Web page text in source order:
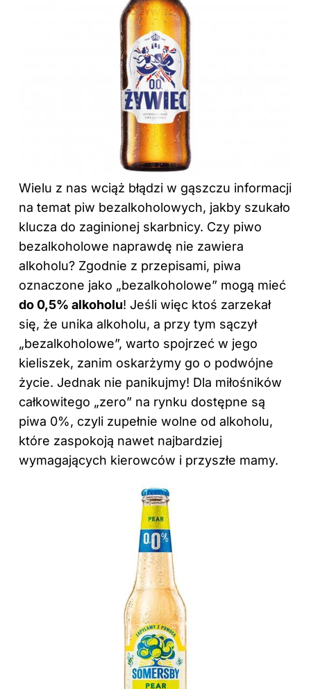
Wielu z nas wciąż błądzi w gąszczu informacji
na temat piw bezalkoholowych, jakby szukało
klucza do zaginionej skarbnicy. Czy piwo
bezalkoholowe naprawdę nie zawiera
alkoholu? Zgodnie z przepisami, piwa
oznaczone jako „bezalkoholowe” mogą mieć
do 0,5% alkoholu! Jeśli więc ktoś zarzekał
się, że unika alkoholu, a przy tym sączył
„bezalkoholowe”, warto spojrzeć w jego
kieliszek, zanim oskarżymy go o podwójne
życie. Jednak nie panikujmy! Dla miłośników
całkowitego „zero” na rynku dostępne są
piwa 0%, czyli zupełnie wolne od alkoholu,
które zaspokoją nawet najbardziej
wymagających kierowców i przyszłe mamy.